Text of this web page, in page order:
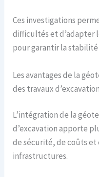
Ces investigations
difficultés et d’adapter
pour garantir la stabilité
Les avantages de la
des travaux d’excavation
L’intégration de la
d’excavation apporte
de sécurité, de coûts
infrastructures.